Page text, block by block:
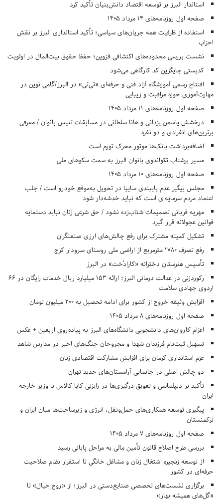
استاندار البرز بر توسعه اقتصاد دانش‌بنیان تأکید کرد
صفحه اول روزنامه‌های 14 مرداد 1405
استفاده از ظرفیت همه جریان‌های سیاسی؛ تأکید استانداری البرز بر نقش
احزاب
نشست بررسی محدوده‌های اکتشافی قزوین؛ حفظ حقوق بیت‌المال در اولویت
کدپستی جایگزین کد کارگاهی می‌شود
افتتاح رسمی آموزشگاه آزاد فنی و حرفه‌ای «تی‌تی» در البرز/گامی نوین در
مهارت‌آموزی حوزه مراقبت و زیبایی
صفحه اول روزنامه‌های 11 مرداد 1405
درخشش یاسمن یزدانی و هانا سلطانی در مسابقات تنیس بانوان / معرفی
برترین‌های انفرادی و دو نفره
اضافه‌برداشت بانک‌ها موتور محرک تورم است
مسیر پرشتاب تکواندوی بانوان البرز به سمت سکوهای ملی
صفحه اول روزنامه‌های 10 مرداد 1405
مجلس پیگیر عدم پایبندی سایپا در تحویل به‌موقع خودرو است / جلب
اعتماد مردم سرمایه‌ای است که نباید خدشه‌دار شود
مهریه قربانی تصمیمات شتاب‌زده نشود / حق شرعی زنان نباید دستمایه
قوانین عجولانه قرار گیرد
تشکیل کمیته مشترک برای رفع چالش‌های ارزی صنعتگران
رفع تصرف ۱۷۸۰ مترمربع از اراضی ملی روستای سرودار کرج
تأسیس هنرستان دخترانه «کارادُخت» در البرز
رکوردزنی در عدالت درمانی البرز؛ ارائه ۱۵۳ میلیارد ریال خدمات رایگان در ۶۶
اردوی جهادی سلامت
افزایش وثیقه خروج از کشور برای ادامه تحصیل به ۲۰۰ میلیون تومان
صفحه اول روزنامه‌های 8 مرداد 1405
اعزام کاروان‌های دانشجویی دانشگاه‌های البرز به پیاده‌روی اربعین + عکس
تسهیل ثبت‌نام فرزندان شهدا و مجروحان جنگ‌های اخیر در مدارس شاهد
عزم استانداری کرمان برای افزایش مشارکت اقتصادی زنان
دو چالش اصلی در جانمایی آرامستان‌های جدید تهران
تأکید بر دیپلماسی و تعویق درگیری‌ها در رایزنی کایا کالاس با وزیر خارجه
ایران
پیگیری توسعه همکاری‌های حمل‌ونقل، انرژی و زیرساخت‌ها میان ایران و
ترکمنستان
صفحه اول روزنامه‌های 7 مرداد 1405
بررسی طرح اصلاح قانون تأمین مالی به مراحل پایانی رسید
از توسعه زنجیره اشتغال زنان و مشاغل خانگی تا استقرار نظام صلاحیت
حرفه‌ای در کشور
برگزاری نشست‌های تخصصی صنایع‌دستی در البرز؛ از «روح خیال» تا
«گل‌های همیشه بهار»